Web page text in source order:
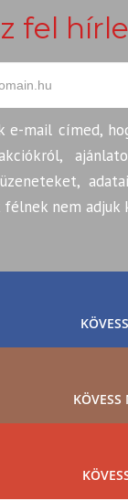
fel
e-mail címed,
nem adjuk